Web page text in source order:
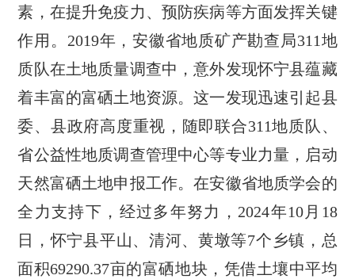
素，在提升免疫力、预防疾病等方面发挥关键
作用。2019年，安徽省地质矿产勘查局311地
质队在土地质量调查中，意外发现怀宁县蕴藏
着丰富的富硒土地资源。这一发现迅速引起县
委、县政府高度重视，随即联合311地质队、
省公益性地质调查管理中心等专业力量，启动
天然富硒土地申报工作。在安徽省地质学会的
全力支持下，经过多年努力，2024年10月18
日，怀宁县平山、清河、黄墩等7个乡镇，总
面积69290.37亩的富硒地块，凭借土壤中平均